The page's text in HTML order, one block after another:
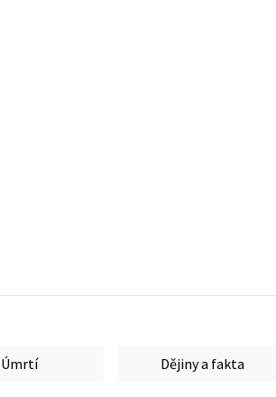
Úmrtí Dějiny a fakta